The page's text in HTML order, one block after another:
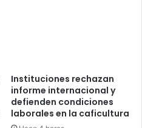
Instituciones rechazan
informe internacional y
defienden condiciones
laborales en la caficultura